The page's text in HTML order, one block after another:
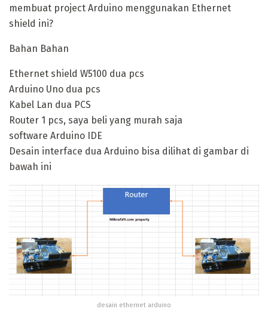
membuat project Arduino menggunakan Ethernet
shield ini?
Bahan Bahan
Ethernet shield W5100 dua pcs
Arduino Uno dua pcs
Kabel Lan dua PCS
Router 1 pcs, saya beli yang murah saja
software Arduino IDE
Desain interface dua Arduino bisa dilihat di gambar di
bawah ini
desain ethernet arduino